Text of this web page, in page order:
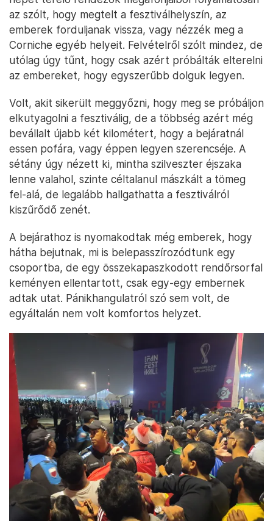
az szólt, hogy megtelt a fesztiválhelyszín, az
emberek forduljanak vissza, vagy nézzék meg a
Corniche egyéb helyeit. Felvételről szólt mindez, de
utólag úgy tűnt, hogy csak azért próbálták elterelni
az embereket, hogy egyszerűbb dolguk legyen.
Volt, akit sikerült meggyőzni, hogy meg se próbáljon
elkutyagolni a fesztiválig, de a többség azért még
bevállalt újabb két kilométert, hogy a bejáratnál
essen pofára, vagy éppen legyen szerencséje. A
sétány úgy nézett ki, mintha szilveszter éjszaka
lenne valahol, szinte céltalanul mászkált a tömeg
fel-alá, de legalább hallgathatta a fesztiválról
kiszűrődő zenét.
A bejárathoz is nyomakodtak még emberek, hogy
hátha bejutnak, mi is belepasszírozódtunk egy
csoportba, de egy összekapaszkodott rendőrsorfal
keményen ellentartott, csak egy-egy embernek
adtak utat. Pánikhangulatról szó sem volt, de
egyáltalán nem volt komfortos helyzet.